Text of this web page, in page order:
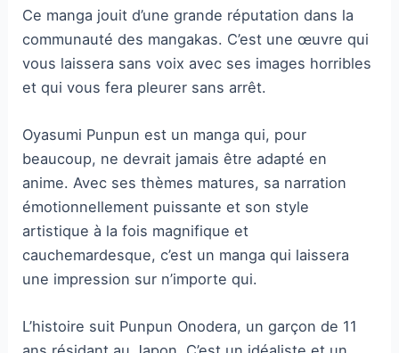
Ce manga jouit d’une grande réputation dans la
communauté des mangakas. C’est une œuvre qui
vous laissera sans voix avec ses images horribles
et qui vous fera pleurer sans arrêt.
Oyasumi Punpun est un manga qui, pour
beaucoup, ne devrait jamais être adapté en
anime. Avec ses thèmes matures, sa narration
émotionnellement puissante et son style
artistique à la fois magnifique et
cauchemardesque, c’est un manga qui laissera
une impression sur n’importe qui.
L’histoire suit Punpun Onodera, un garçon de 11